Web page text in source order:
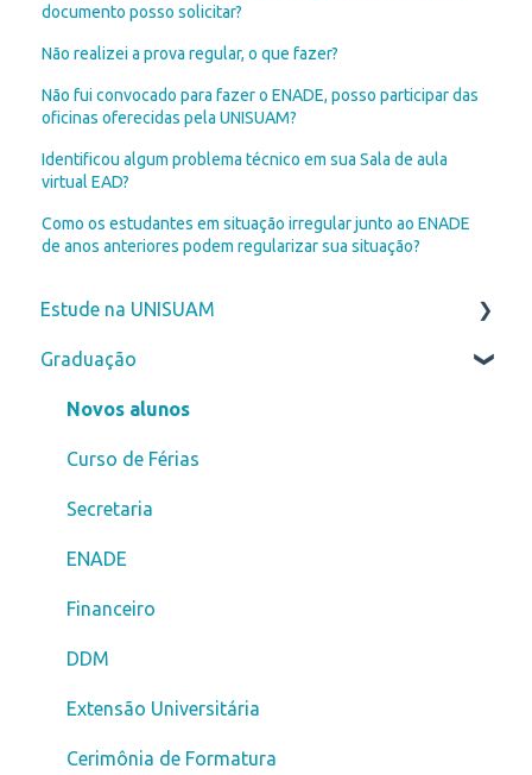
documento posso solicitar?
Não realizei a prova regular, o que fazer?
Não fui convocado para fazer o ENADE, posso participar das
oficinas oferecidas pela UNISUAM?
Identificou algum problema técnico em sua Sala de aula
virtual EAD?
Como os estudantes em situação irregular junto ao ENADE
de anos anteriores podem regularizar sua situação?
Estude na UNISUAM
Vestibular
ENEM
Transferência
Segunda Graduação
Fies
Reabertura
Vestibular Solidário
Bolsa de Estudo
Pagamento
Graduação
Novos alunos
Curso de Férias
Secretaria
ENADE
Financeiro
DDM
Extensão Universitária
Cerimônia de Formatura